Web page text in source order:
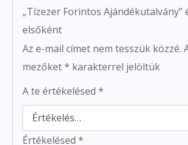
„Tízezer Forintos Ajándékutalvány”
elsőként
Az e-mail címet nem tesszük közzé.
mezőket* karakterrel jelöltük
A te értékelésed *
Értékelésed *